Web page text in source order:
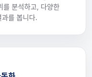
를 분석하고, 다양한
를 봅니다.